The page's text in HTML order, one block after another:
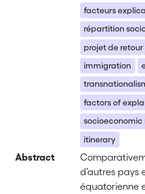
facteurs
répartition
projet de retour
immigration
factors of
itinerary
Abstract
d’autres pays
équatorienne